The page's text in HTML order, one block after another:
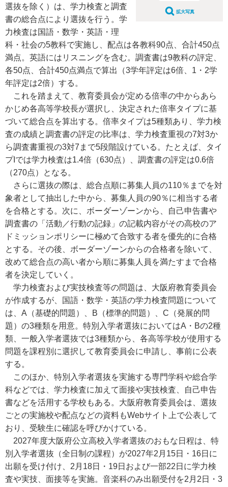
拡大写真
選抜を除く）は、学力検査と調査
書の総合点により選抜を行う。学
力検査は国語・数学・英語・理
科・社会の5教科で実施し、配点は各教科90点、合計450点
満点。英語にはリスニングを含む。調査書は9教科の評定、
各50点、合計450点満点で算出（3学年評定は6倍、1・2学
年評定は2倍）する。
これを踏まえて、教育委員会が定める倍率の中からあら
かじめ各高等学校長が選択し、決定された倍率タイプに基
づいて総合点を算出する。倍率タイプは5種類あり、学力検
査の成績と調査書の評定の比率は、学力検査重視の7対3か
ら調査書重視の3対7まで5段階設けている。たとえば、タイ
プIでは学力検査は1.4倍（630点）、調査書の評定は0.6倍
（270点）となる。
さらに選抜の際は、総合点順に募集人員の110％までを対
象者として抽出した中から、募集人員の90％に相当する者
を合格とする。次に、ボーダーゾーンから、自己申告書や
調査書の「活動／行動の記録」の記載内容がその高校のア
ドミッションポリシーに極めて合致する者を優先的に合格
とする。その後、ボーダーゾーンからの合格者を除いて、
改めて総合点の高い者から順に募集人員を満たすまで合格
者を決定していく。
学力検査および実技検査等の問題は、大阪府教育委員会
が作成するが、国語・数学・英語の学力検査問題について
は、A（基礎的問題）、B（標準的問題）、C（発展的問
題）の3種類を用意。特別入学者選抜においてはA・Bの2種
類、一般入学者選抜では3種類から、各高等学校が使用する
問題を課程別に選択して教育委員会に申請し、事前に公表
する。
このほか、特別入学者選抜を実施する専門学科や総合学
科などでは、学力検査に加えて面接や実技検査、自己申告
書などを活用する学校もある。大阪府教育委員会は、選抜
ごとの実施校や配点などの資料もWebサイト上で公表して
おり、受験生に確認を呼びかけている。
2027年度大阪府公立高校入学者選抜のおもな日程は、特
別入学者選抜（全日制の課程）が2027年2月15日・16日に
出願を受け付け、2月18日・19日および一部22日に学力検
査や実技、面接等を実施。音楽科のみ出願受付を2月2日・3